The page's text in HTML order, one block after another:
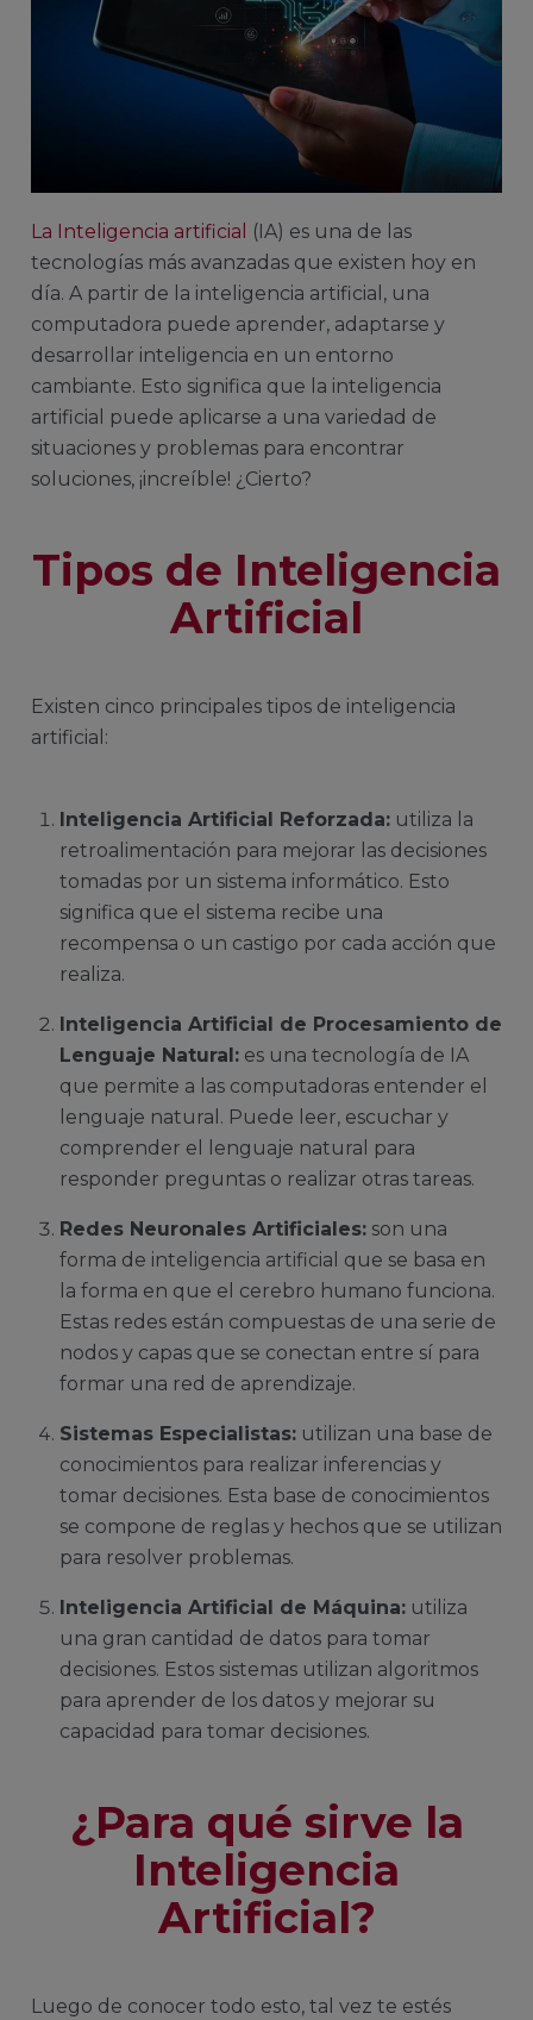
La Inteligencia artificial
(IA) es una de las
tecnologías más avanzadas que existen hoy en
día. A partir de la inteligencia artificial, una
computadora puede aprender, adaptarse y
desarrollar inteligencia en un entorno
cambiante. Esto significa que la inteligencia
artificial puede aplicarse a una variedad de
situaciones y problemas para encontrar
soluciones, ¡increíble! ¿Cierto?
Tipos de Inteligencia
Artificial
Existen cinco principales tipos de inteligencia
artificial:
Inteligencia Artificial Reforzada: utiliza la
retroalimentación para mejorar las decisiones
tomadas por un sistema informático. Esto
significa que el sistema recibe una
recompensa o un castigo por cada acción que
realiza.
Inteligencia Artificial de Procesamiento de
Lenguaje Natural: es una tecnología de IA
que permite a las computadoras entender el
lenguaje natural. Puede leer, escuchar y
comprender el lenguaje natural para
responder preguntas o realizar otras tareas.
Redes Neuronales Artificiales: son una
forma de inteligencia artificial que se basa en
la forma en que el cerebro humano funciona.
Estas redes están compuestas de una serie de
nodos y capas que se conectan entre sí para
formar una red de aprendizaje.
Sistemas Especialistas: utilizan una base de
conocimientos para realizar inferencias y
tomar decisiones. Esta base de conocimientos
se compone de reglas y hechos que se utilizan
para resolver problemas.
Inteligencia Artificial de Máquina: utiliza
una gran cantidad de datos para tomar
decisiones. Estos sistemas utilizan algoritmos
para aprender de los datos y mejorar su
capacidad para tomar decisiones.
¿Para qué sirve la
Inteligencia
Artificial?
Luego de conocer todo esto, tal vez te estés